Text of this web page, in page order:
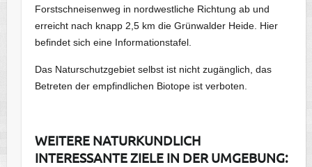
Forstschneisenweg in nordwestliche Richtung ab und
erreicht nach knapp 2,5 km die Grünwalder Heide. Hier
befindet sich eine Informationstafel.
Das Naturschutzgebiet selbst ist nicht zugänglich, das
Betreten der empfindlichen Biotope ist verboten.
WEITERE NATURKUNDLICH
INTERESSANTE ZIELE IN DER UMGEBUNG: